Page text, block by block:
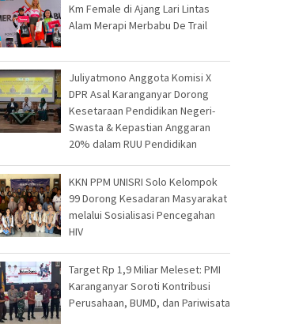
Km Female di Ajang Lari Lintas
Alam Merapi Merbabu De Trail
Juliyatmono Anggota Komisi X
DPR Asal Karanganyar Dorong
Kesetaraan Pendidikan Negeri-
Swasta & Kepastian Anggaran
20% dalam RUU Pendidikan
KKN PPM UNISRI Solo Kelompok
99 Dorong Kesadaran Masyarakat
melalui Sosialisasi Pencegahan
HIV
Target Rp 1,9 Miliar Meleset: PMI
Karanganyar Soroti Kontribusi
Perusahaan, BUMD, dan Pariwisata